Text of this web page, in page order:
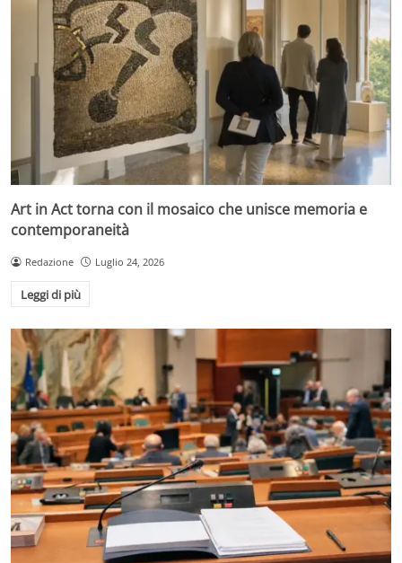
Art in Act torna con il mosaico che unisce memoria e
contemporaneità
Redazione Luglio 24, 2026
Leggi di più